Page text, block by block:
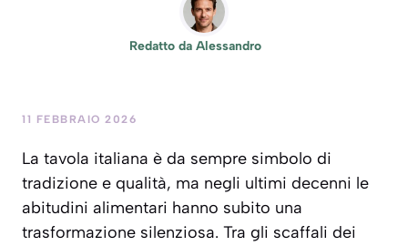
Redatto da Alessandro
11 FEBBRAIO 2026
La tavola italiana è da sempre simbolo di
tradizione e qualità, ma negli ultimi decenni le
abitudini alimentari hanno subito una
trasformazione silenziosa. Tra gli scaffali dei